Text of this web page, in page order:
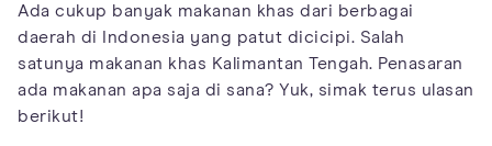
Ada cukup banyak makanan khas dari berbagai
daerah di Indonesia yang patut dicicipi. Salah
satunya makanan khas Kalimantan Tengah. Penasaran
ada makanan apa saja di sana? Yuk, simak terus ulasan
berikut!